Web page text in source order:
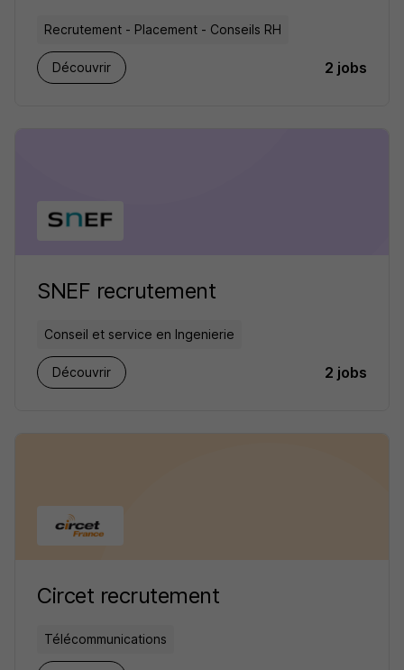
Recrutement - Placement - Conseils RH
Découvrir 2 jobs
SNEF recrutement
Conseil et service en Ingenierie
Découvrir 2 jobs
Circet recrutement
Télécommunications